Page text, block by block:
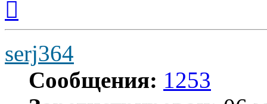
началу
serj364
Сообщения: 1253